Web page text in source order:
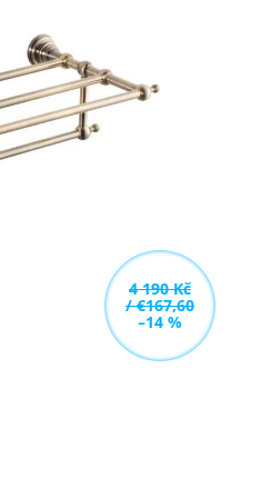
4 190 Kč
/ €167,60
–14 %